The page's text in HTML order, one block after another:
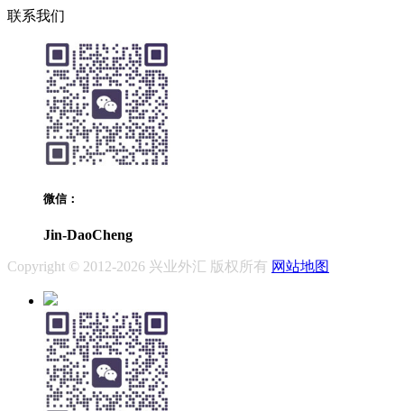
联系我们
微信：
Jin-DaoCheng
Copyright © 2012-2026 兴业外汇 版权所有 网站地图